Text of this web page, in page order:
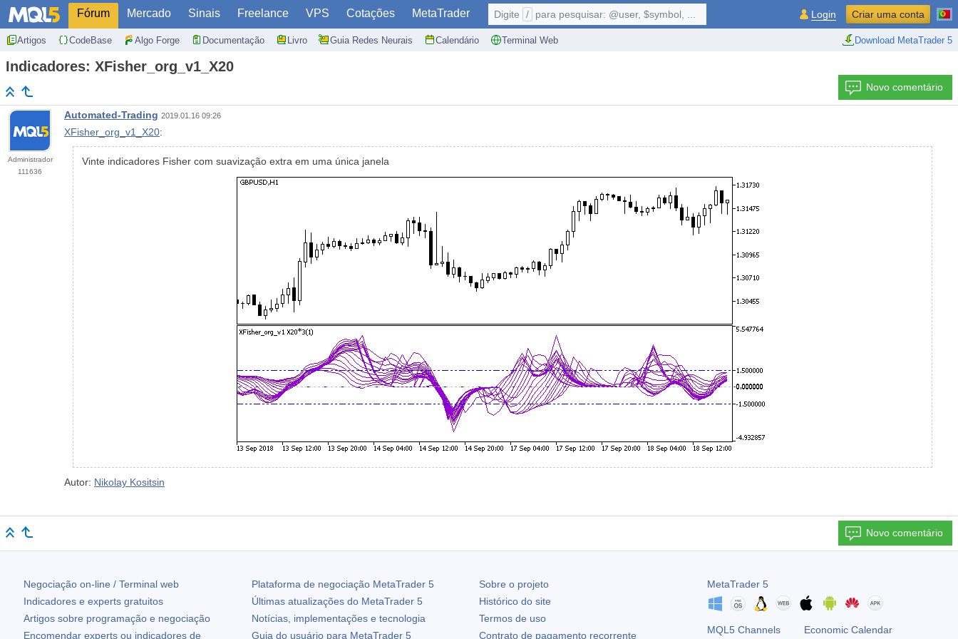
Fórum Mercado Sinais Freelance VPS Cotações MetaTrader
Artigos CodeBase Algo Forge Documentação Livro Guia Redes Neurais Calendário Terminal Web Download MetaTrader 5
Digite / para pesquisar: @user, $symbol, ... Login Criar uma conta
Indicadores: XFisher_org_v1_X20
Novo comentário
Administrador
111636
Automated-Trading 2019.01.16 09:26
XFisher_org_v1_X20:
Vinte indicadores Fisher com suavização extra em uma única janela
Autor: Nikolay Kositsin
Novo comentário
Negociação on-line / Terminal web
Indicadores e experts gratuitos
Artigos sobre programação e negociação
Encomendar experts ou indicadores de
Plataforma de negociação MetaTrader 5
Últimas atualizações do MetaTrader 5
Notícias, implementações e tecnologia
Guia do usuário para MetaTrader 5
Sobre o projeto
Histórico do site
Termos de uso
Contrato de pagamento recorrente
MetaTrader 5
MQL5 Channels Economic Calendar